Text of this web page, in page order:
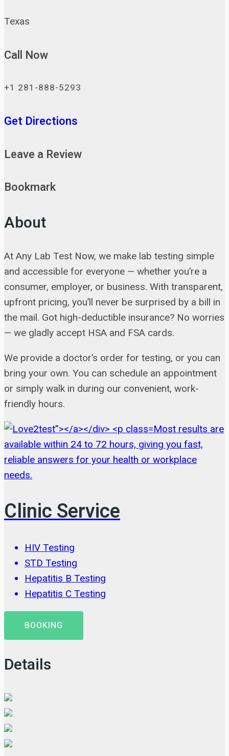
Texas
Call Now
+1 281-888-5293
Get Directions
Leave a Review
Bookmark
About
At Any Lab Test Now, we make lab testing simple
and accessible for everyone — whether you’re a
consumer, employer, or business. With transparent,
upfront pricing, you’ll never be surprised by a bill in
the mail. Got high-deductible insurance? No worries
— we gladly accept HSA and FSA cards.
We provide a doctor’s order for testing, or you can
bring your own. You can schedule an appointment
or simply walk in during our convenient, work-
friendly hours.
Most results are
available within 24 to 72 hours, giving you fast,
reliable answers for your health or workplace
needs.
Clinic Service
HIV Testing
STD Testing
Hepatitis B Testing
Hepatitis C Testing
BOOKING
Details